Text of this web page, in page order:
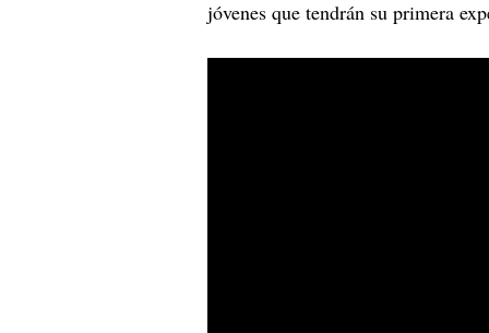
jóvenes que tendrán su primera